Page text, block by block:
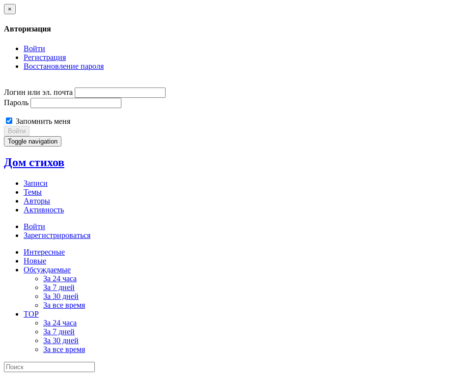
×
Авторизация
Войти
Регистрация
Восстановление пароля
Логин или эл. почта
Пароль
Запомнить меня
Войти
Toggle navigation
Дом стихов
Записи
Темы
Авторы
Активность
Войти
Зарегистрироваться
Интересные
Новые
Обсуждаемые
За 24 часа
За 7 дней
За 30 дней
За все время
TOP
За 24 часа
За 7 дней
За 30 дней
За все время